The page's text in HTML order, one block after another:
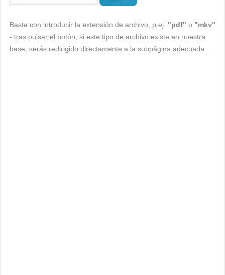
Basta con introducir la extensión de archivo, p.ej. "pdf" o "mkv"
- tras pulsar el botón, si este tipo de archivo existe en nuestra
base, serás redirigido directamente a la subpágina adecuada.